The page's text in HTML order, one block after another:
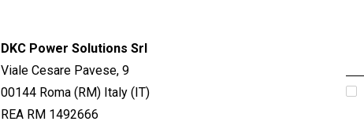
DKC Power Solutions Srl
Viale Cesare Pavese, 9
00144 Roma (RM) Italy (IT)
REA RM 1492666